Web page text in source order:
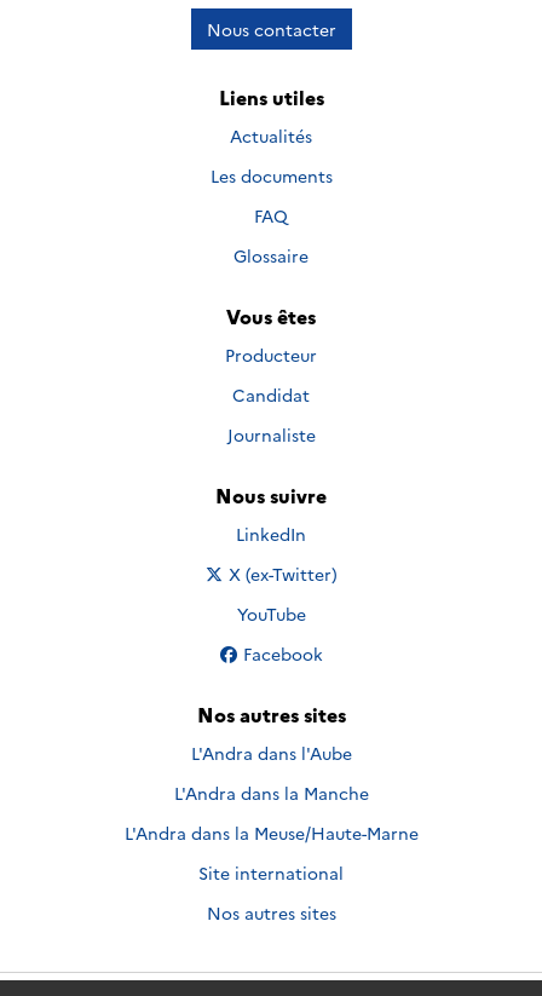
Nous contacter
Liens utiles
Actualités
Les documents
FAQ
Glossaire
Vous êtes
Producteur
Candidat
Journaliste
Nous suivre
Nous suivre sur
LinkedIn
Nous suivre sur
X (ex-Twitter)
Nous suivre sur
YouTube
Nous suivre sur
Facebook
Nos autres sites
L'Andra dans l'Aube
L'Andra dans la Manche
L'Andra dans la Meuse/Haute-Marne
Site international
Nos autres sites